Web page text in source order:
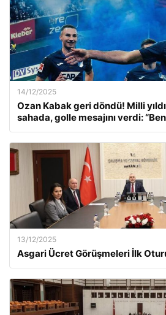
14/12/2025
Ozan Kabak geri döndü! Milli
sahada, golle mesajını verdi:
13/12/2025
Asgari Ücret Görüşmeleri İlk